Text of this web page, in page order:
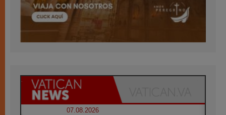
07.08.2026